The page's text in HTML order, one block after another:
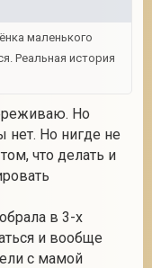
маленького
Реальная история
Но
нет. Но нигде не
что делать и
в 3-х
и вообще
с мамой